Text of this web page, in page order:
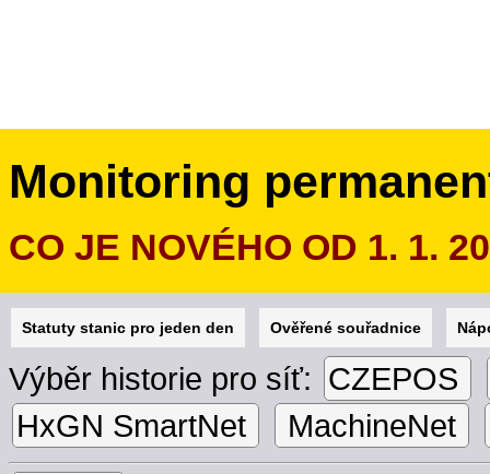
Monitoring
CO JE NOVÉHO OD 1. 1.
Statuty stanic pro jeden den Ověřené souřadnice
Výběr historie pro síť: CZEPOS
HxGN SmartNet
MachineNet